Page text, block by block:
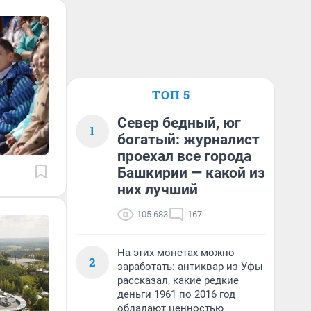
ТОП 5
1
Север бедный, юг
богатый: журналист
проехал все города
Башкирии — какой из
них лучший
105 683 167
2
На этих монетах можно
заработать: антиквар из Уфы
рассказал, какие редкие
деньги 1961 по 2016 год
обладают ценностью